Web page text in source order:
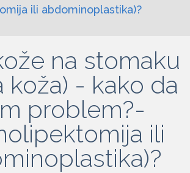
ili abdominoplastika)?
na stomaku
koža) - kako da
problem?-
ili